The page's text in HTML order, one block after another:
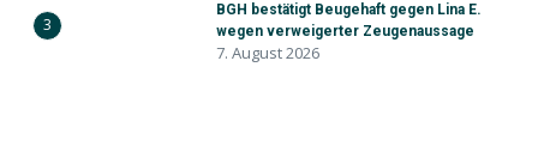
3
BGH bestätigt Beugehaft gegen Lina E.
wegen verweigerter Zeugenaussage
7. August 2026